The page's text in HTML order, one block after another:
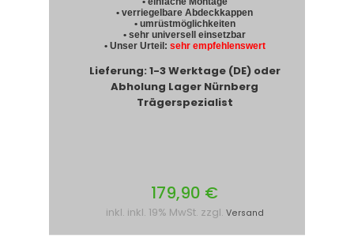
• verriegelbare Abdeckkappen
• umrüstmöglichkeiten
• sehr universell einsetzbar
• Unser Urteil: sehr empfehlenswert
Lieferung: 1-3 Werktage (DE) oder
Abholung Lager Nürnberg
Trägerspezialist
179,90 €
inkl. inkl. 19% MwSt. zzgl. Versand